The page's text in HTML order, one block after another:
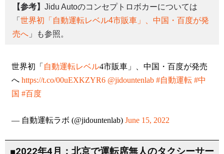
【参考】 Jidu Autoのコンセプトロボカーについては
「 世界初「自動運転レベル4市販車」、中国・百度が発
売へ 」も参照。
世界初「 自動運転レベル4市販車」、中国・百度が発売
へ https://t.co/00uEXKZYR6 @jidountenlab #自動運転 #中
国 #百度
— 自動運転ラボ (@jidountenlab) June 15, 2022
■2022年4月：北京で運転席無人のタクシーサー